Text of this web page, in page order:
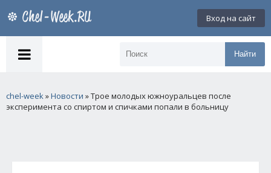
Вход на сайт
Найти
chel-week»Новости » Трое молодых южноуральцев после
эксперимента со спиртом и спичками попали в больницу